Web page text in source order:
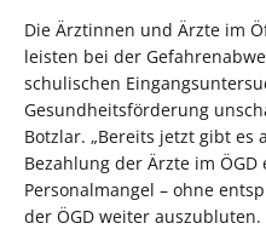
Die Ärztinnen und Ärzte im
leisten bei der
schulischen
Gesundheitsförderung
Botzlar. „Bereits jetzt gibt
Bezahlung der Ärzte im
Personalmangel – ohne
der ÖGD weiter